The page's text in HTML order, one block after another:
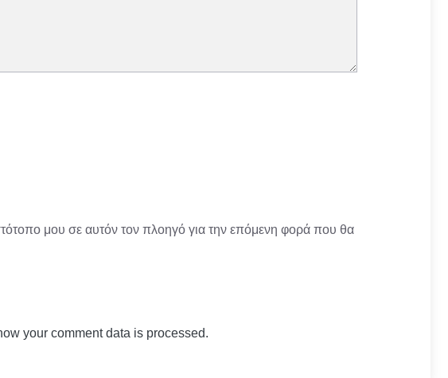
μου σε αυτόν τον πλοηγό για την επόμενη φορά που θα
your comment data is processed.